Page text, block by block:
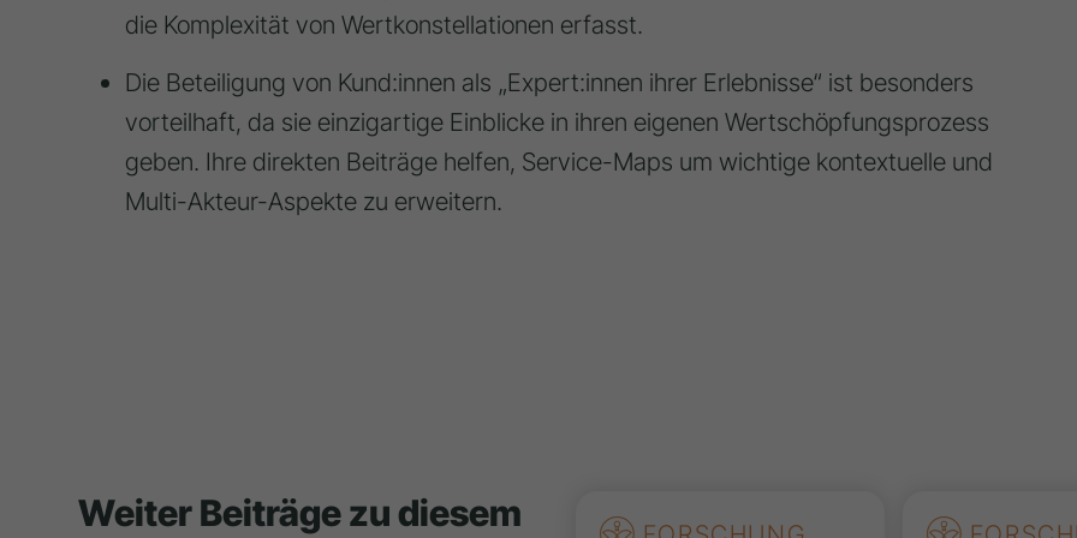
die Komplexität von Wertkonstellationen erfasst.
Die Beteiligung von Kund:innen als „Expert:innen ihrer Erlebnisse“ ist besonders
vorteilhaft, da sie einzigartige Einblicke in ihren eigenen Wertschöpfungsprozess
geben. Ihre direkten Beiträge helfen, Service-Maps um wichtige kontextuelle und
Multi-Akteur-Aspekte zu erweitern.
Weiter Beiträge zu diesem